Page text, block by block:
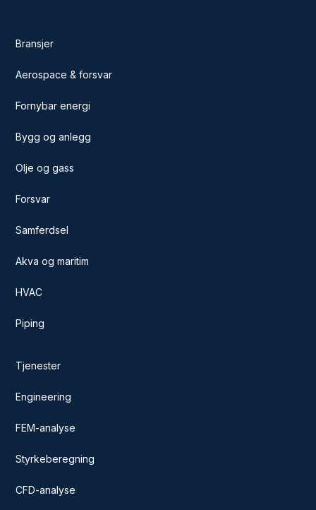
Bransjer
Aerospace & forsvar
Fornybar energi
Bygg og anlegg
Olje og gass
Forsvar
Samferdsel
Akva og maritim
HVAC
Piping
Tjenester
Engineering
FEM-analyse
Styrkeberegning
CFD-analyse